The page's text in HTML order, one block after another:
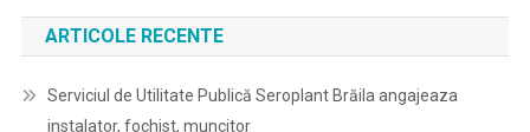
ARTICOLE RECENTE
Serviciul de Utilitate Publică Seroplant Brăila angajeaza
instalator, fochist, muncitor